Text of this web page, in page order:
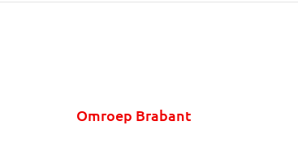
Omroep Brabant